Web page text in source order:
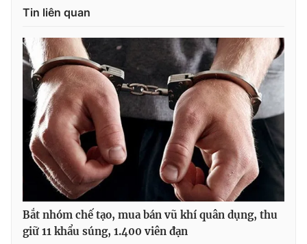
Theo dõi báo trên
Cơ quan chủ quản:Đài Truyền hình Việt Nam
Cơ quan báo chí:
Thời báo VTV
Giấy phép hoạt động báo in và báo điện tử số 483/GP-BTTTT
cấp ngày 29/12/2023
Tổng Biên tập:Vũ Thanh Thủy
Phó Tổng Biên tập:Nguyễn Thị Mỹ Hạnh, Phạm Quốc Thắng,
Nguyễn Trọng Ninh
Tổng đài VTV:024.38 355 931 - 024.38 355 932
Tin liên quan
Bắt nhóm chế tạo, mua bán vũ khí quân dụng, thu
giữ 11 khẩu súng, 1.400 viên đạn